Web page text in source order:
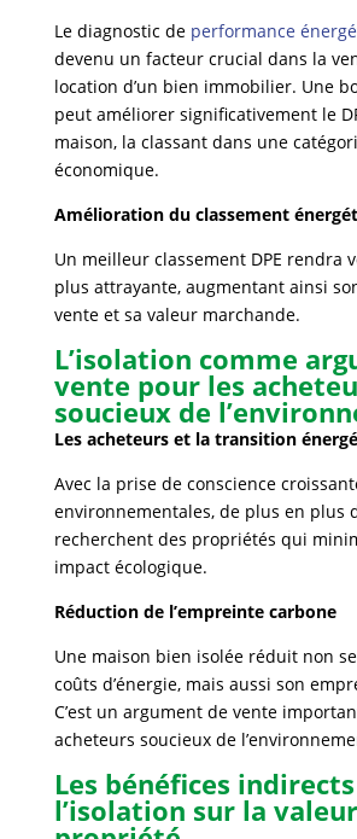
Le diagnostic de performance
devenu un facteur crucial dans la
location d’un bien immobilier. Une
peut améliorer significativement le
maison, la classant dans une
économique.
Amélioration du classement
Un meilleur classement DPE rendra
plus attrayante, augmentant ainsi
vente et sa valeur marchande.
L’isolation comme
vente pour les
soucieux de
Les acheteurs et la transition
Avec la prise de conscience
environnementales, de plus en plus
recherchent des propriétés qui
impact écologique.
Réduction de l’empreinte carbone
Une maison bien isolée réduit non
coûts d’énergie, mais aussi son
C’est un argument de vente
acheteurs soucieux de
Les bénéfices
l’isolation sur la